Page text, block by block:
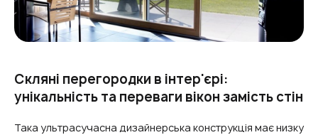
Скляні перегородки в інтер'єрі:
унікальність та переваги вікон замість стін
Така ультрасучасна дизайнерська конструкція має низку